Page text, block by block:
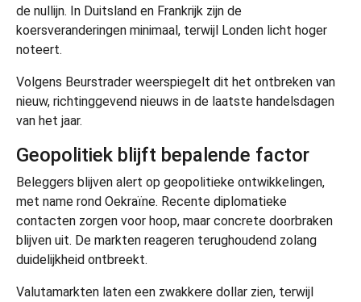
de nullijn. In Duitsland en Frankrijk zijn de
koersveranderingen minimaal, terwijl Londen licht hoger
noteert.
Volgens Beurstrader weerspiegelt dit het ontbreken van
nieuw, richtinggevend nieuws in de laatste handelsdagen
van het jaar.
Geopolitiek blijft bepalende factor
Beleggers blijven alert op geopolitieke ontwikkelingen,
met name rond Oekraïne. Recente diplomatieke
contacten zorgen voor hoop, maar concrete doorbraken
blijven uit. De markten reageren terughoudend zolang
duidelijkheid ontbreekt.
Valutamarkten laten een zwakkere dollar zien, terwijl